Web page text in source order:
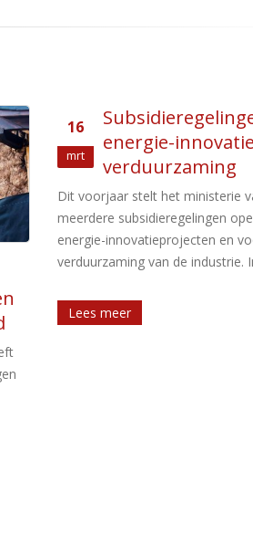
Jun
Subsidieregeling
aanschaf zero-